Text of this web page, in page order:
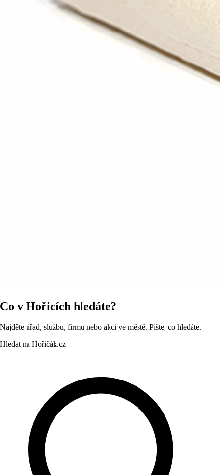
Co v Hořicích hledáte?
Najděte úřad, službu, firmu nebo akci ve městě. Pište, co hledáte.
Hledat na Hořičák.cz